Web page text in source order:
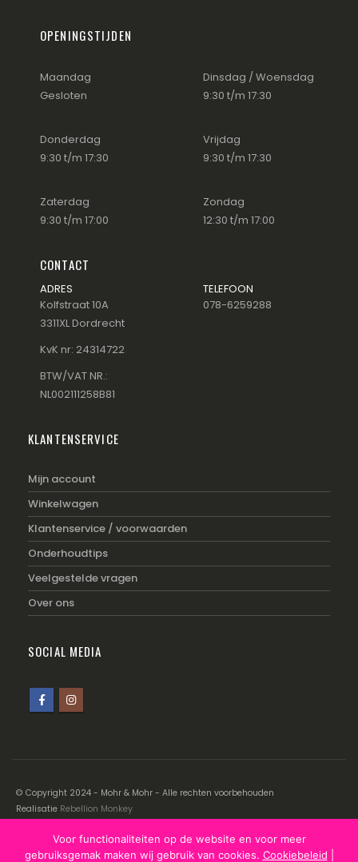
OPENINGSTIJDEN
Maandag
Gesloten
Dinsdag / Woensdag
9:30 t/m 17:30
Donderdag
9:30 t/m 17:30
Vrijdag
9:30 t/m 17:30
Zaterdag
9:30 t/m 17:00
Zondag
12:30 t/m 17:00
CONTACT
ADRES
Kolfstraat 10A
3311XL Dordrecht
KvK nr: 24314722
BTW/VAT NR.:
NL002111258B81
TELEFOON
078-6259288
KLANTENSERVICE
Mijn account
Winkelwagen
Klantenservice / voorwaarden
Onderhoudtips
Veelgestelde vragen
Over ons
SOCIAL MEDIA
© Copyright 2024 - Mohr & Mohr - Alle rechten voorbehouden
Realisatie Rebellion Monkey
Disclaimer|Cookiebeleid|Privacyverklaring
Voor functionaliteiten op de website en voor meer
gebruiksgemak maken wij gebruik van cookies. Cookiebeleid